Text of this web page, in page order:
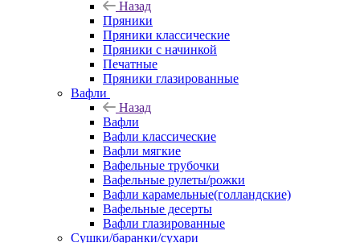
Назад
Пряники
Пряники классические
Пряники с начинкой
Печатные
Пряники глазированные
Вафли
Назад
Вафли
Вафли классические
Вафли мягкие
Вафельные трубочки
Вафельные рулеты/рожки
Вафли карамельные(голландские)
Вафельные десерты
Вафли глазированные
Сушки/баранки/сухари